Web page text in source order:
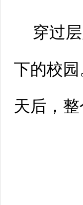
穿过
下的校
天后，